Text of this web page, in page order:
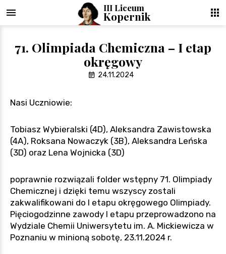
III Liceum
Kopernik
71. Olimpiada Chemiczna – I etap
okręgowy
24.11.2024
Nasi Uczniowie:
Tobiasz Wybieralski (4D), Aleksandra Zawistowska
(4A), Roksana Nowaczyk (3B), Aleksandra Leńska
(3D) oraz Lena Wojnicka (3D)
poprawnie rozwiązali folder wstępny 71. Olimpiady
Chemicznej i dzięki temu wszyscy zostali
zakwalifikowani do I etapu okręgowego Olimpiady.
Pięciogodzinne zawody I etapu przeprowadzono na
Wydziale Chemii Uniwersytetu im. A. Mickiewicza w
Poznaniu w minioną sobotę, 23.11.2024 r.